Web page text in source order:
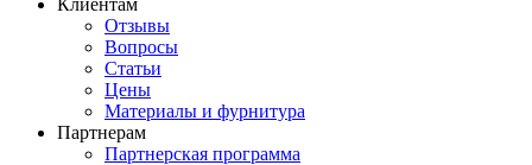
Клиентам
Отзывы
Вопросы
Статьи
Цены
Материалы и фурнитура
Партнерам
Партнерская программа